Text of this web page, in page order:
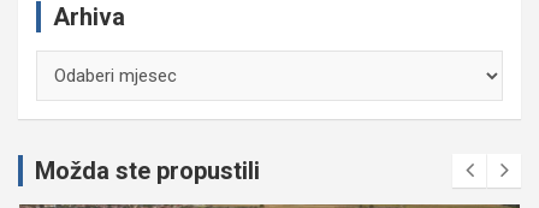
Arhiva
Možda ste propustili